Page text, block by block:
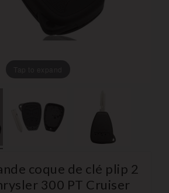
coque de clé plip 2
300 PT Cruiser